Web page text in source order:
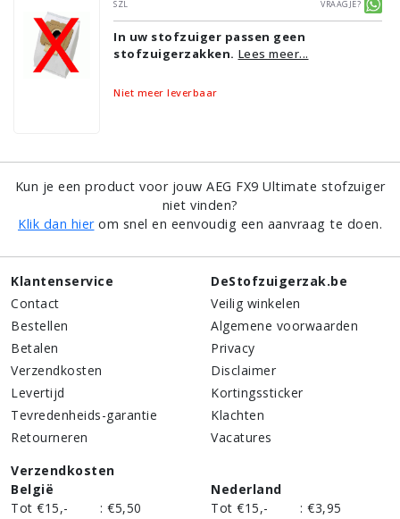
In uw stofzuiger passen geen
stofzuigerzakken. Lees meer...
Niet meer leverbaar
Kun je een product voor jouw AEG FX9 Ultimate stofzuiger
niet vinden?
Klik dan hierom snel en eenvoudig een aanvraag te doen.
Klantenservice
Contact
Bestellen
Betalen
Verzendkosten
Levertijd
Tevredenheids-garantie
Retourneren
DeStofzuigerzak.be
Veilig winkelen
Algemene voorwaarden
Privacy
Disclaimer
Kortingssticker
Klachten
Vacatures
Verzendkosten
België
Tot €15,-
: €5,50
Nederland
Tot €15,-
: €3,95